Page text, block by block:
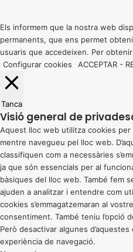
button
Els informem que la nostra web
permanents, que ens permet
usuaris que accedeixen. Per
Configurar cookies
ACCEPTAR -
Tanca
Visió general de
Aquest lloc web utilitza cookies
mentre navegueu pel lloc web.
classifiquen com a necessàries
ja que són essencials per al
bàsiques del lloc web. També fem
ajuden a analitzar i entendre com
cookies s’emmagatzemaran al
consentiment. També teniu l’opció
Però desactivar algunes
experiència de navegació.